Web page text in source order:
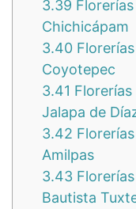
3.39
Chichicápam
3.40
Coyotepec
3.41 Florerías
Jalapa de
3.42
Amilpas
3.43
Bautista